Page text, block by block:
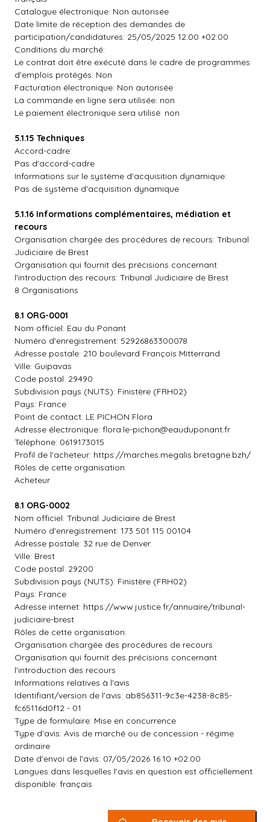
Catalogue électronique: Non autorisée
Date limite de réception des demandes de
participation/candidatures: 25/05/2025 12:00 +02:00
Conditions du marché:
Le contrat doit être exécuté dans le cadre de programmes
d'emplois protégés: Non
Facturation électronique: Non autorisée
La commande en ligne sera utilisée: non
Le paiement électronique sera utilisé: non
5.1.15 Techniques
Accord-cadre:
Pas d'accord-cadre
Informations sur le système d'acquisition dynamique:
Pas de système d'acquisition dynamique
5.1.16 Informations complémentaires, médiation et
recours
Organisation chargée des procédures de recours: Tribunal
Judiciaire de Brest
Organisation qui fournit des précisions concernant
l'introduction des recours: Tribunal Judiciaire de Brest
8 Organisations
8.1 ORG-0001
Nom officiel: Eau du Ponant
Numéro d'enregistrement: 52926863300078
Adresse postale: 210 boulevard François Mitterrand
Ville: Guipavas
Code postal: 29490
Subdivision pays (NUTS): Finistère (FRH02)
Pays: France
Point de contact: LE PICHON Flora
Adresse électronique: flora.le-pichon@eauduponant.fr
Téléphone: 0619173015
Profil de l'acheteur: https://marches.megalis.bretagne.bzh/
Rôles de cette organisation:
Acheteur
8.1 ORG-0002
Nom officiel: Tribunal Judiciaire de Brest
Numéro d'enregistrement: 173 501 115 00104
Adresse postale: 32 rue de Denver
Ville: Brest
Code postal: 29200
Subdivision pays (NUTS): Finistère (FRH02)
Pays: France
Adresse internet: https://www.justice.fr/annuaire/tribunal-
judiciaire-brest
Rôles de cette organisation:
Organisation chargée des procédures de recours
Organisation qui fournit des précisions concernant
l'introduction des recours
Informations relatives à l'avis
Identifiant/version de l'avis: ab856311-9c3e-4238-8c85-
fc65116d0f12 - 01
Type de formulaire: Mise en concurrence
Type d'avis: Avis de marché ou de concession - régime
ordinaire
Date d'envoi de l'avis: 07/05/2026 16:10 +02:00
Langues dans lesquelles l'avis en question est officiellement
disponible: français